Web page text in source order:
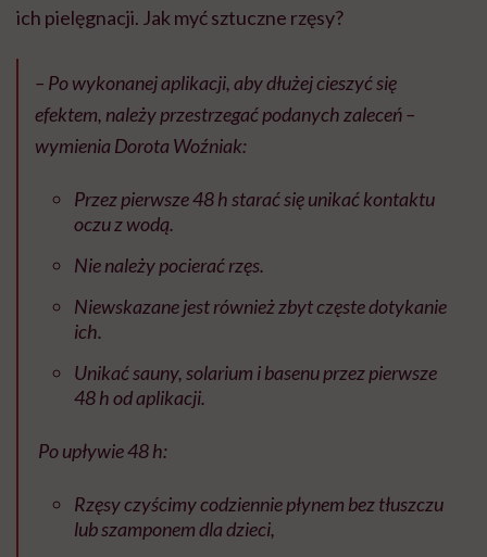
ich pielęgnacji. Jak myć sztuczne rzęsy?
– Po wykonanej aplikacji, aby dłużej cieszyćsię
efektem, należy przestrzegaćpodanych zaleceń –
wymienia Dorota Woźniak:
Przez pierwsze 48 h staraćsięunikaćkontaktu
oczu z wodą.
Nie należy pocieraćrzęs.
Niewskazane jest równieżzbyt częste dotykanie
ich.
Unikaćsauny, solarium i basenu przez pierwsze
48 h od aplikacji.
Po upływie48 h:
Rzęsy czyścimy codziennie płynem bez tłuszczu
lub szamponem dla dzieci,